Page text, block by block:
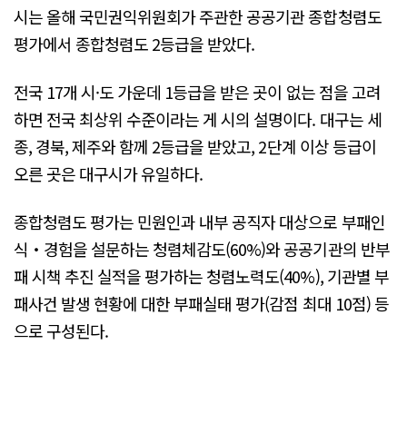
시는 올해 국민권익위원회가 주관한 공공기관 종합청렴도
평가에서 종합청렴도 2등급을 받았다.
전국 17개 시·도 가운데 1등급을 받은 곳이 없는 점을 고려
하면 전국 최상위 수준이라는 게 시의 설명이다. 대구는 세
종, 경북, 제주와 함께 2등급을 받았고, 2단계 이상 등급이
오른 곳은 대구시가 유일하다.
종합청렴도 평가는 민원인과 내부 공직자 대상으로 부패인
식‧경험을 설문하는 청렴체감도(60%)와 공공기관의 반부
패 시책 추진 실적을 평가하는 청렴노력도(40%), 기관별 부
패사건 발생 현황에 대한 부패실태 평가(감점 최대 10점) 등
으로 구성된다.